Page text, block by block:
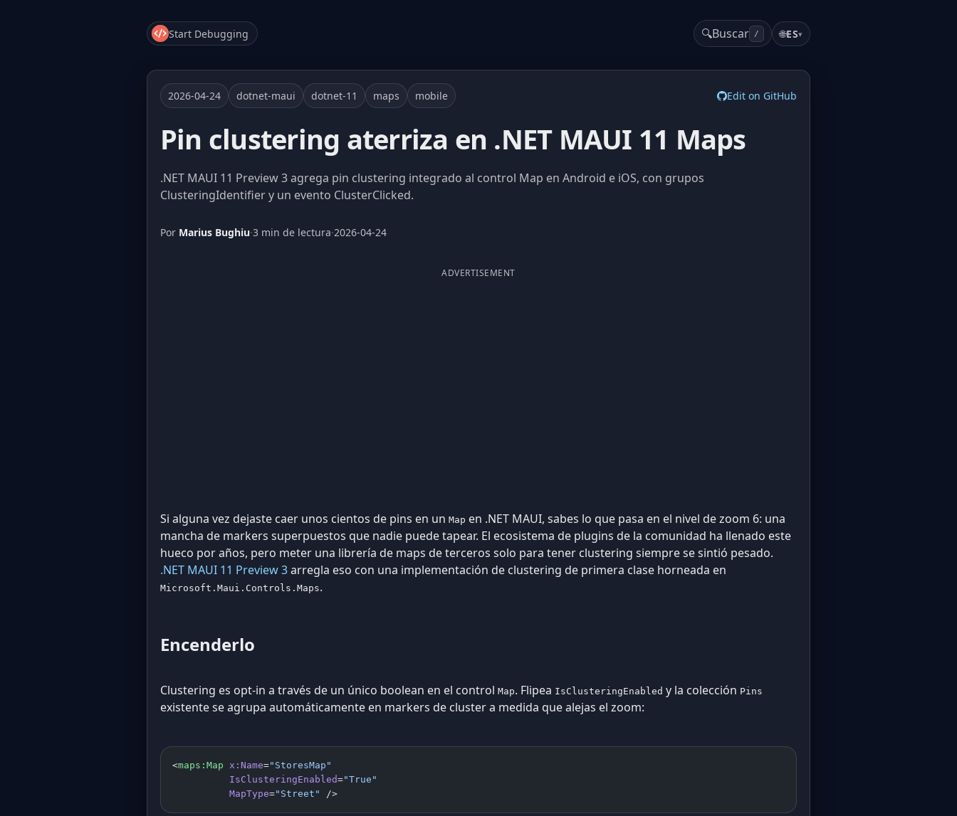
Start Debugging 🔍Buscar / 🌐ES▾
2026-04-24 dotnet-maui dotnet-11 maps mobile Edit on GitHub
Pin clustering aterriza en .NET MAUI 11 Maps
.NET MAUI 11 Preview 3 agrega pin clustering integrado al control Map en Android e iOS, con grupos
ClusteringIdentifier y un evento ClusterClicked.
Por Marius Bughiu·3 min de lectura·2026-04-24
ADVERTISEMENT
Si alguna vez dejaste caer unos cientos de pins en un Map en .NET MAUI, sabes lo que pasa en el nivel de zoom 6: una
mancha de markers superpuestos que nadie puede tapear. El ecosistema de plugins de la comunidad ha llenado este
hueco por años, pero meter una librería de maps de terceros solo para tener clustering siempre se sintió pesado.
.NET MAUI 11 Preview 3arregla eso con una implementación de clustering de primera clase horneada en
Microsoft.Maui.Controls.Maps.
Encenderlo
Clustering es opt-in a través de un único boolean en el control Map. Flipea IsClusteringEnabled y la colección Pins
existente se agrupa automáticamente en markers de cluster a medida que alejas el zoom:
<maps:Map x:Name="StoresMap"
          IsClusteringEnabled
="True"
          MapType
="Street" />